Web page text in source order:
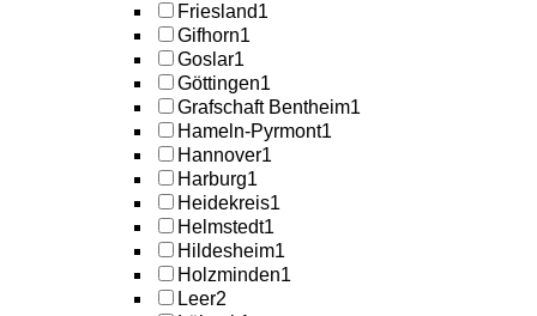
Friesland1
Gifhorn1
Goslar1
Göttingen1
Grafschaft Bentheim1
Hameln-Pyrmont1
Hannover1
Harburg1
Heidekreis1
Helmstedt1
Hildesheim1
Holzminden1
Leer2